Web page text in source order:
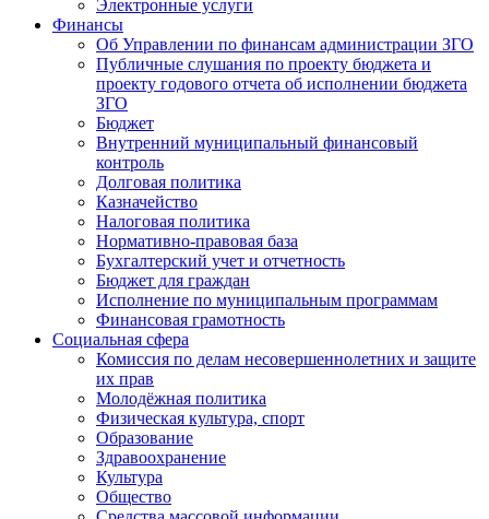
Электронные услуги
Финансы
Об Управлении по финансам администрации ЗГО
Публичные слушания по проекту бюджета и
проекту годового отчета об исполнении бюджета
ЗГО
Бюджет
Внутренний муниципальный финансовый
контроль
Долговая политика
Казначейство
Налоговая политика
Нормативно-правовая база
Бухгалтерский учет и отчетность
Бюджет для граждан
Исполнение по муниципальным программам
Финансовая грамотность
Социальная сфера
Комиссия по делам несовершеннолетних и защите
их прав
Молодёжная политика
Физическая культура, спорт
Образование
Здравоохранение
Культура
Общество